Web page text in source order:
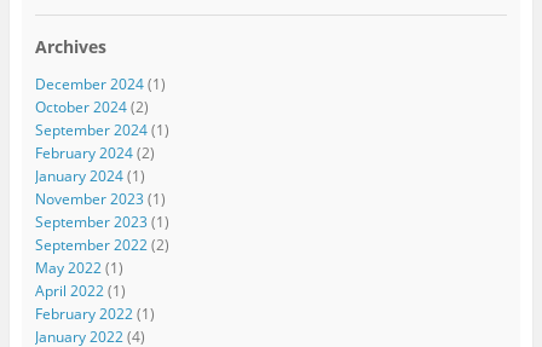
Archives
December 2024(1)
October 2024(2)
September 2024(1)
February 2024(2)
January 2024(1)
November 2023 (1)
September 2023 (1)
September 2022(2)
May 2022(1)
April 2022(1)
February 2022(1)
January 2022(4)